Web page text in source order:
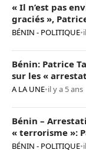
« Il n’est pas
graciés »,
« opposants
BÉNIN - POLITIQUE•
Bénin: Patrice
sur les «
A LA UNE•il y a 5 ans
Bénin –
« terrorisme »:
BÉNIN - POLITIQUE•